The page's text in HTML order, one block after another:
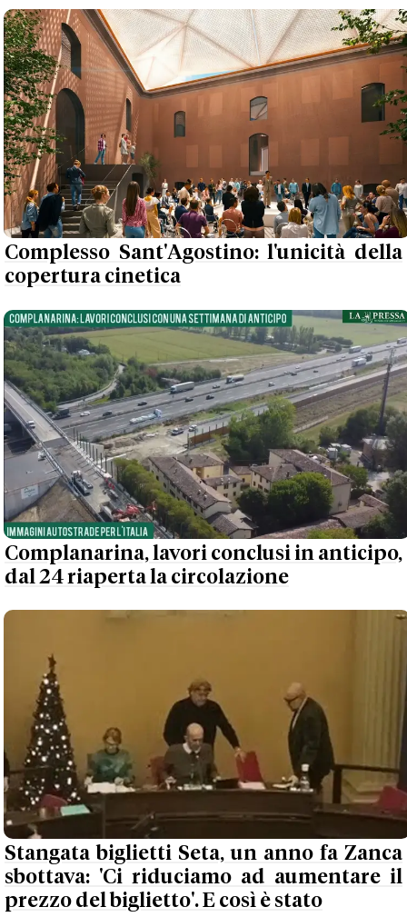
Complesso Sant'Agostino: l'unicità della
copertura cinetica
Complanarina, lavori conclusi in anticipo,
dal 24 riaperta la circolazione
Stangata biglietti Seta, un anno fa Zanca
sbottava: 'Ci riduciamo ad aumentare il
prezzo del biglietto'. E così è stato